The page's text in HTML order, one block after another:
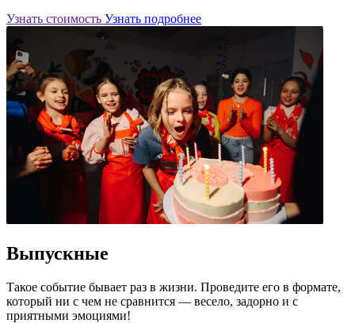
Узнать стоимость Узнать подробнее
Выпускные
Такое событие бывает раз в жизни. Проведите его в формате,
который ни с чем не сравнится — весело, задорно и с
приятными эмоциями!